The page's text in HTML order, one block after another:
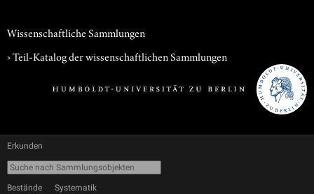
Wissenschaftliche Sammlungen
› Teil-Katalog der wissenschaftlichen Sammlungen
Erkunden
Bestände Systematik